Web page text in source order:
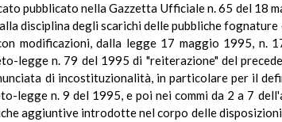
pubblicato nella Gazzetta Ufficiale n. 65 del 18
disciplina degli scarichi delle pubbliche
modificazioni, dalla legge 17 maggio 1995, n.
legge n. 79 del 1995 di "reiterazione" del
di incostituzionalità, in particolare per il
legge n. 9 del 1995, e poi nei commi da 2 a 7
aggiuntive introdotte nel corpo delle